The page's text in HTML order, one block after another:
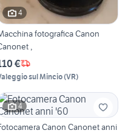
4
fotografica Canon
,
€
sul Mincio(VR)
4
Canon Canonet anni